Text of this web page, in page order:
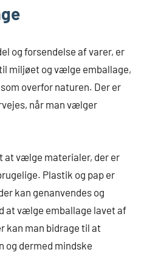
og forsendelse af varer, er
miljøet og vælge emballage,
overfor naturen. Der er
når man vælger
at vælge materialer, der er
Plastik og pap er
kan genanvendes og
at vælge emballage lavet af
kan man bidrage til at
dermed mindske